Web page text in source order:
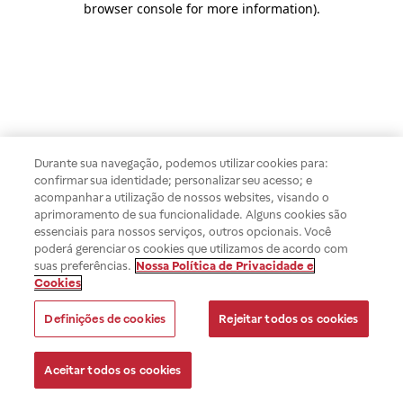
browser console for more information).
Durante sua navegação, podemos utilizar cookies para:
confirmar sua identidade; personalizar seu acesso; e
acompanhar a utilização de nossos websites, visando o
aprimoramento de sua funcionalidade. Alguns cookies são
essenciais para nossos serviços, outros opcionais. Você
poderá gerenciar os cookies que utilizamos de acordo com
suas preferências. Nossa Política de Privacidade e
Cookies
Definições de cookies Rejeitar todos os cookies
Aceitar todos os cookies